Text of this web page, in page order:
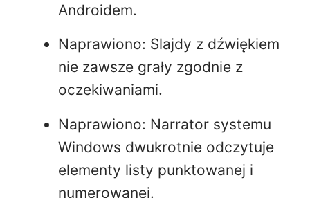
Androidem.
Naprawiono: Slajdy z dźwiękiem
nie zawsze grały zgodnie z
oczekiwaniami.
Naprawiono: Narrator systemu
Windows dwukrotnie odczytuje
elementy listy punktowanej i
numerowanej.